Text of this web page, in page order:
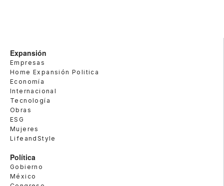
Expansión
Empresas
Home Expansión Politica
Economía
Internacional
Tecnología
Obras
ESG
Mujeres
LifeandStyle
Política
Gobierno
México